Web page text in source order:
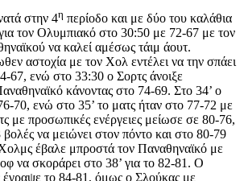
στην 4η περίοδο και με δύο του καλάθια
τον Ολυμπιακό στο 30:50 με 72-67 με τον
να καλεί αμέσως τάιμ άουτ.
αστοχία με τον Χολ εντέλει να την σπάει
67, ενώ στο 33:30 ο Σορτς άνοιξε
κάνοντας στο 74-69. Στο 34’ ο
70, ενώ στο 35’ το ματς ήταν στο 77-72 με
με προσωπικές ενέργειες μείωσε σε 80-76,
να μειώνει στον πόντο και στο 80-79
έβαλε μπροστά τον Παναθηναϊκό με
να σκοράρει στο 38’ για το 82-81. Ο
έγραψε το 84-81, όμως ο Σλούκας με